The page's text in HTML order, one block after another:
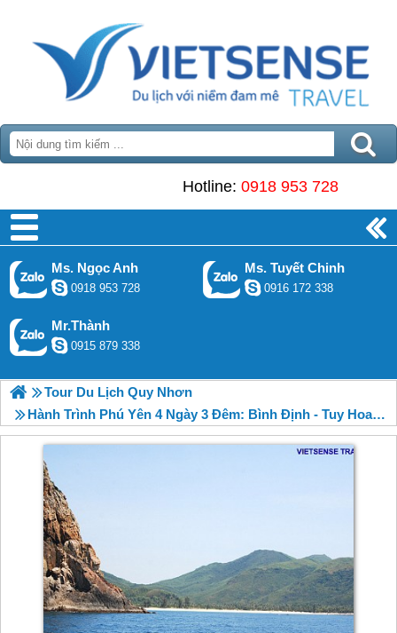
Hotline: 0918 953 728
Ms. Ngọc Anh
0918 953 728
Ms. Tuyết Chinh
0916 172 338
Mr.Thành
0915 879 338
Tour Du Lịch Quy Nhơn
Hành Trình Phú Yên 4 Ngày 3 Đêm: Bình Định - Tuy Hoa - Quy Nhơn